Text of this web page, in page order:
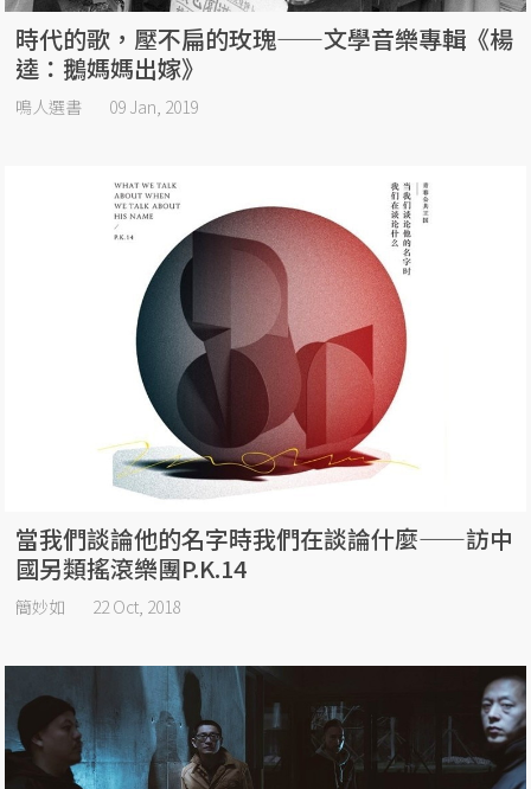
時代的歌，壓不扁的玫瑰——文學音樂專輯《楊
逵：鵝媽媽出嫁》
鳴人選書 09 Jan, 2019
當我們談論他的名字時我們在談論什麼——訪中
國另類搖滾樂團P.K.14
簡妙如 22 Oct, 2018